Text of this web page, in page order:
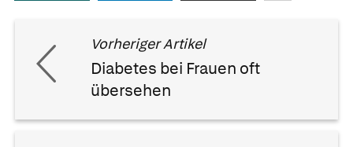
Vorheriger Artikel
Diabetes bei Frauen oft
übersehen